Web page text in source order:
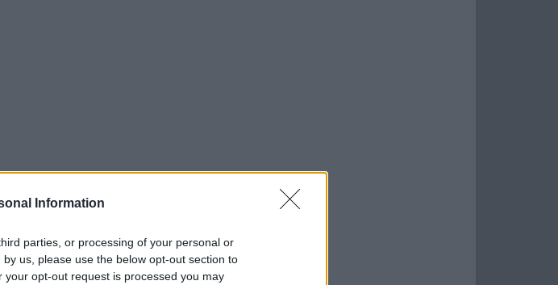
Information
parties, or processing of your personal or
us, please use the below opt-out section to
opt-out request is processed you may